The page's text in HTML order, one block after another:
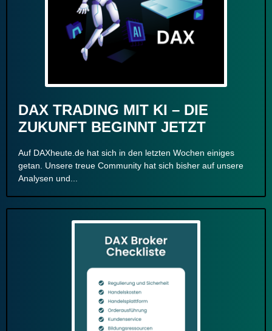
DAX TRADING MIT KI – DIE
ZUKUNFT BEGINNT JETZT
Auf DAXheute.de hat sich in den letzten Wochen einiges
getan. Unsere treue Community hat sich bisher auf unsere
Analysen und...